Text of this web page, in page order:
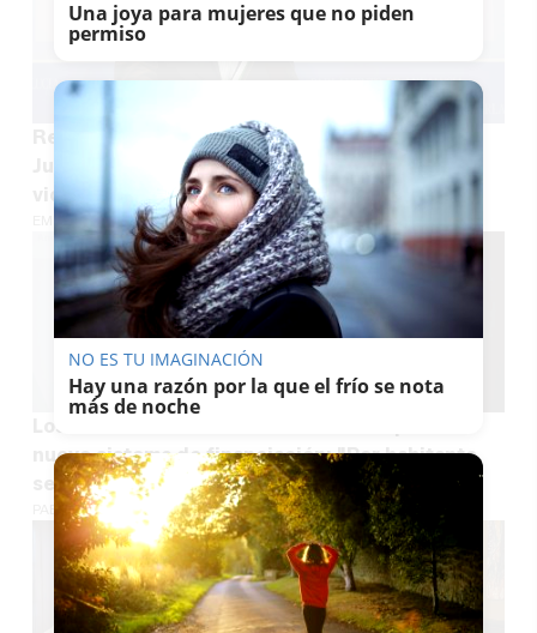
Recogen más de 3.000 firmas para pedir a la
Junta que Vox no tenga competencias en
violencia de género
EMILIO CABRERA
Los recelos de la Junta sobre los tiempos del
nuevo sistema de financiación: "Por habitante
serían 389 euros menos que Cataluña"
PABLO FDEZ. QUINTANILLA
Una joya para mujeres que no piden
permiso
NO ES TU IMAGINACIÓN
Hay una razón por la que el frío se nota
más de noche